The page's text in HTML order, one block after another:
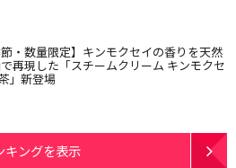
節・数量限定】キンモクセイの香りを天然
再現した「スチームクリーム キンモクセ
」新登場
キングを表示